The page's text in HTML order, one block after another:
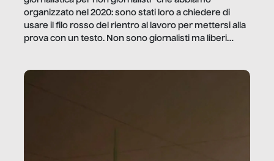
organizzato nel 2020: sono stati loro a chiedere di
usare il filo rosso del rientro al lavoro per mettersi alla
prova con un testo. Non sono giornalisti ma liberi